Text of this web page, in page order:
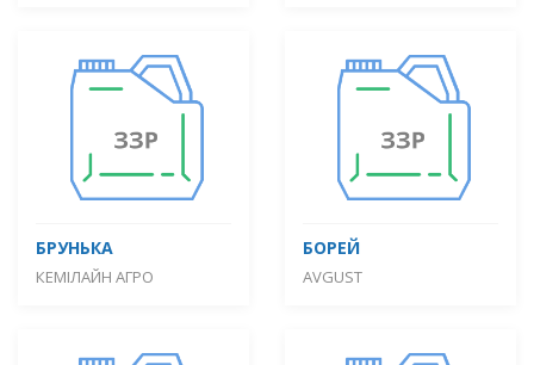
БРУНЬКА
КЕМІЛАЙН АГРО
БОРЕЙ
AVGUST